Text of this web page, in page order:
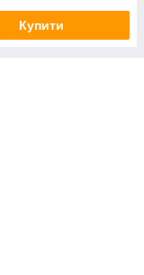
Купити